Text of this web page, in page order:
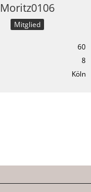
Moritz0106
Mitglied
60
8
Köln